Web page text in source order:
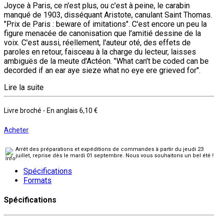
Joyce à Paris, ce n'est plus, ou c'est à peine, le carabin
manqué de 1903, disséquant Aristote, canulant Saint Thomas.
"Prix de Paris : beware of imitations". C'est encore un peu la
figure menacée de canonisation que l'amitié dessine de la
voix. C'est aussi, réellement, l'auteur oté, des effets de
paroles en retour, faisceau à la charge du lecteur, laisses
ambiguës de la meute d'Actéon. "What can't be coded can be
decorded if an ear aye sieze what no eye ere grieved for".
Lire la suite
Livre broché - En anglais 6,10 €
Acheter
Arrêt des préparations et expéditions de commandes à partir du jeudi 23
juillet, reprise dès le mardi 01 septembre. Nous vous souhaitons un bel été !
Spécifications
Formats
Spécifications